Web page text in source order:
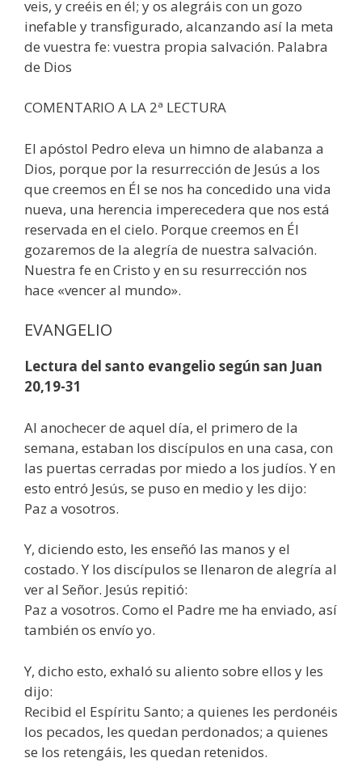
veis, y creéis en él; y os alegráis con un gozo
inefable y transfigurado, alcanzando así la meta
de vuestra fe: vuestra propia salvación. Palabra
de Dios
COMENTARIO A LA 2ª LECTURA
El apóstol Pedro eleva un himno de alabanza a
Dios, porque por la resurrección de Jesús a los
que creemos en Él se nos ha concedido una vida
nueva, una herencia imperecedera que nos está
reservada en el cielo. Porque creemos en Él
gozaremos de la alegría de nuestra salvación.
Nuestra fe en Cristo y en su resurrección nos
hace «vencer al mundo».
EVANGELIO
Lectura del santo evangelio según san Juan
20,19-31
Al anochecer de aquel día, el primero de la
semana, estaban los discípulos en una casa, con
las puertas cerradas por miedo a los judíos. Y en
esto entró Jesús, se puso en medio y les dijo:
Paz a vosotros.
Y, diciendo esto, les enseñó las manos y el
costado. Y los discípulos se llenaron de alegría al
ver al Señor. Jesús repitió:
Paz a vosotros. Como el Padre me ha enviado, así
también os envío yo.
Y, dicho esto, exhaló su aliento sobre ellos y les
dijo:
Recibid el Espíritu Santo; a quienes les perdonéis
los pecados, les quedan perdonados; a quienes
se los retengáis, les quedan retenidos.